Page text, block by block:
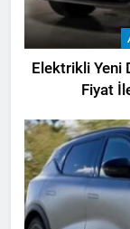
Elektrikli Yeni
Fiyat